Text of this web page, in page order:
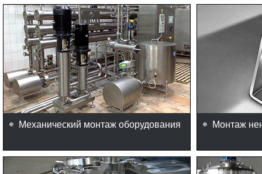
Механический монтаж оборудования Монтаж